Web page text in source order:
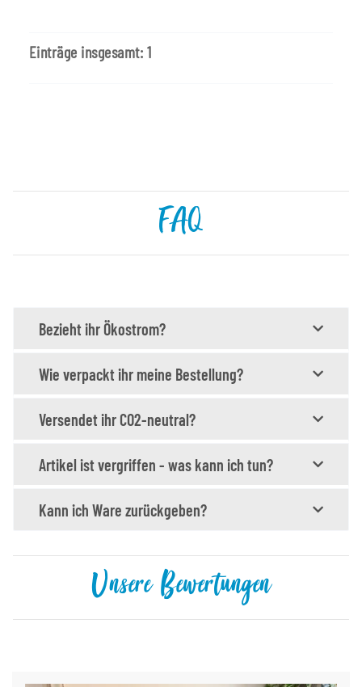
Einträge insgesamt: 1
FAQ
Bezieht ihr Ökostrom?
Wie verpackt ihr meine Bestellung?
Versendet ihr CO2-neutral?
Artikel ist vergriffen - was kann ich tun?
Kann ich Ware zurückgeben?
Unsere Bewertungen